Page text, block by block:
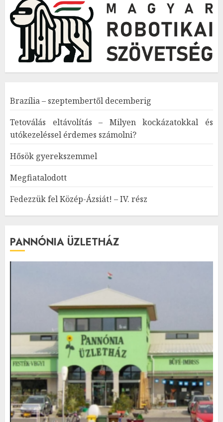
Brazília – szeptembertől decemberig
Tetoválás eltávolítás – Milyen kockázatokkal és
utókezeléssel érdemes számolni?
Hősök gyerekszemmel
Megfiatalodott
Fedezzük fel Közép-Ázsiát! – IV. rész
PANNÓNIA ÜZLETHÁZ